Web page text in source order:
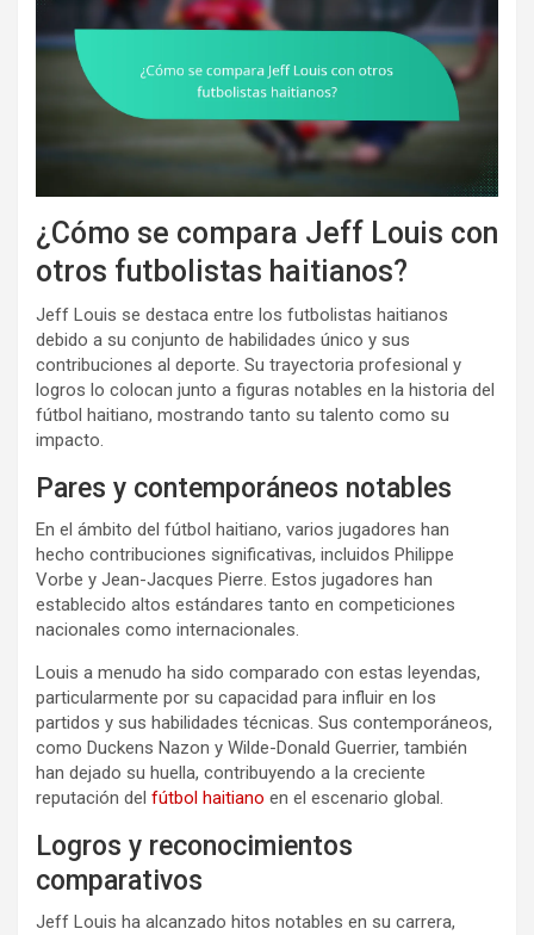
¿Cómo se compara Jeff Louis con
otros futbolistas haitianos?
Jeff Louis se destaca entre los futbolistas haitianos
debido a su conjunto de habilidades único y sus
contribuciones al deporte. Su trayectoria profesional y
logros lo colocan junto a figuras notables en la historia del
fútbol haitiano, mostrando tanto su talento como su
impacto.
Pares y contemporáneos notables
En el ámbito del fútbol haitiano, varios jugadores han
hecho contribuciones significativas, incluidos Philippe
Vorbe y Jean-Jacques Pierre. Estos jugadores han
establecido altos estándares tanto en competiciones
nacionales como internacionales.
Louis a menudo ha sido comparado con estas leyendas,
particularmente por su capacidad para influir en los
partidos y sus habilidades técnicas. Sus contemporáneos,
como Duckens Nazon y Wilde-Donald Guerrier, también
han dejado su huella, contribuyendo a la creciente
reputación del fútbol haitiano en el escenario global.
Logros y reconocimientos
comparativos
Jeff Louis ha alcanzado hitos notables en su carrera,